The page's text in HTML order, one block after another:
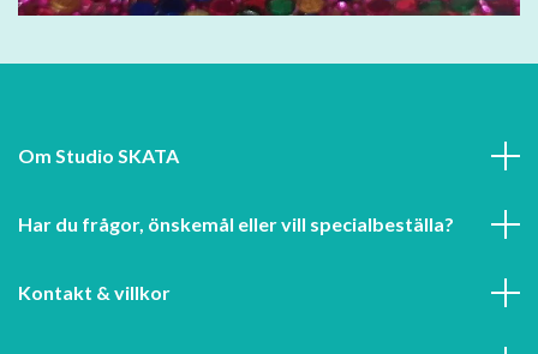
Om Studio SKATA
Har du frågor, önskemål eller vill specialbeställa?
Kontakt & villkor